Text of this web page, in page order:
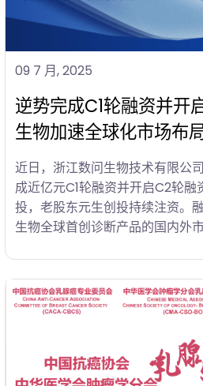
09 7 月, 2025
逆势完成C1轮融资并开
生物加速全球化市场布
近日，浙江数问生物技术有限公
成近亿元C1轮融资并开启C2轮
投，老股东元生创投持续注资。
生物全球首创诊断产品的国内外